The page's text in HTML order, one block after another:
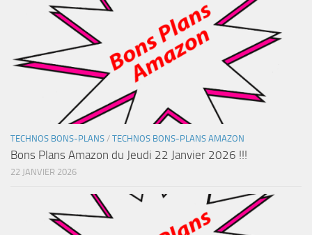
TECHNOS BONS-PLANS / TECHNOS BONS-PLANS AMAZON
Bons Plans Amazon du Jeudi 22 Janvier 2026 !!!
22 JANVIER 2026